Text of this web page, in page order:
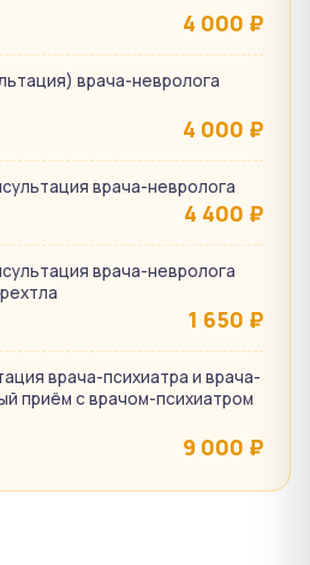
4 000 ₽
врача-невролога
4 000 ₽
врача-невролога
4 400 ₽
врача-невролога
1 650 ₽
врача-психиатра и врача-
приём с врачом-психиатром
9 000 ₽